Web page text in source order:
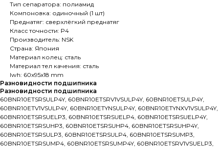
Тип сепаратора: полиамид
Компоновка: одиночный (1 шт)
Преднатяг: сверхлёгкий преднатяг
Класс точности: P4
Производитель: NSK
Страна: Япония
Материал колец: сталь
Материал тел качения: сталь
lwh: 60x95x18 mm
Разновидности подшипника
Разновидности подшипника
60BNR10ETSRSULP4Y, 60BNR10ETSRV1VSULP4Y, 60BNR10ETSULP4Y,
60BNR10ETV1VSULP4Y, 60BNR10ETYNSULP4Y, 60BNR10ETYNXV1VSULP4Y,
60BNR10ETSRSUELP3, 60BNR10ETSRSUELP4, 60BNR10ETSRSUELP4Y,
60BNR10ETSRSUHP3, 60BNR10ETSRSUHP4, 60BNR10ETSRSUHP4Y,
60BNR10ETSRSULP3, 60BNR10ETSRSULP4, 60BNR10ETSRSUMP3,
60BNR10ETSRSUMP4, 60BNR10ETSRSUMP4Y, 60BNR10ETSRV1VSUELP3,